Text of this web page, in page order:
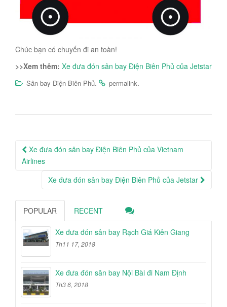
Chúc bạn có chuyến đi an toàn!
>>Xem thêm: Xe đưa đón sân bay Điện Biên Phủ của Jetstar
Sân bay Điện Biên Phủ. permalink.
Post
navigation
Xe đưa đón sân bay Điện Biên Phủ của Vietnam
Airlines
Xe đưa đón sân bay Điện Biên Phủ của Jetstar
POPULAR RECENT
Xe đưa đón sân bay Rạch Giá Kiên Giang
Th11 17, 2018
Xe đưa đón sân bay Nội Bài đi Nam Định
Th3 6, 2018